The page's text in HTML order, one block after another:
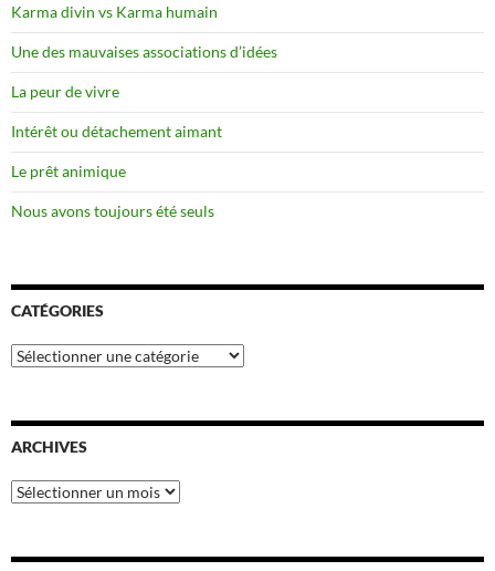
Karma divin vs Karma humain
Une des mauvaises associations d’idées
La peur de vivre
Intérêt ou détachement aimant
Le prêt animique
Nous avons toujours été seuls
CATÉGORIES
Catégories
ARCHIVES
Archives